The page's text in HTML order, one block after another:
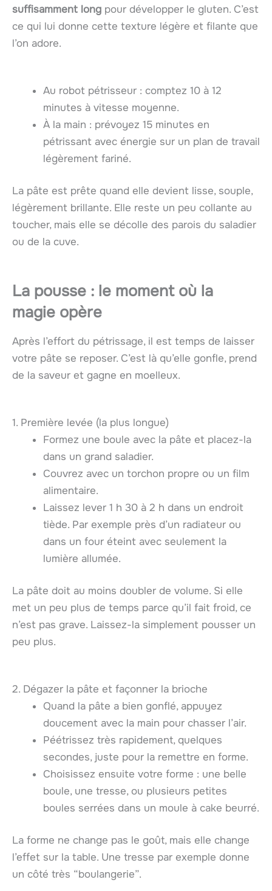
suffisamment long pour développer le gluten. C’est
ce qui lui donne cette texture légère et filante que
l’on adore.
Au robot pétrisseur : comptez 10 à 12
minutes à vitesse moyenne.
À la main : prévoyez 15 minutes en
pétrissant avec énergie sur un plan de travail
légèrement fariné.
La pâte est prête quand elle devient lisse, souple,
légèrement brillante. Elle reste un peu collante au
toucher, mais elle se décolle des parois du saladier
ou de la cuve.
La pousse : le moment où la
magie opère
Après l’effort du pétrissage, il est temps de laisser
votre pâte se reposer. C’est là qu’elle gonfle, prend
de la saveur et gagne en moelleux.
1. Première levée (la plus longue)
Formez une boule avec la pâte et placez-la
dans un grand saladier.
Couvrez avec un torchon propre ou un film
alimentaire.
Laissez lever 1 h 30 à 2 h dans un endroit
tiède. Par exemple près d’un radiateur ou
dans un four éteint avec seulement la
lumière allumée.
La pâte doit au moins doubler de volume. Si elle
met un peu plus de temps parce qu’il fait froid, ce
n’est pas grave. Laissez-la simplement pousser un
peu plus.
2. Dégazer la pâte et façonner la brioche
Quand la pâte a bien gonflé, appuyez
doucement avec la main pour chasser l’air.
Péétrissez très rapidement, quelques
secondes, juste pour la remettre en forme.
Choisissez ensuite votre forme : une belle
boule, une tresse, ou plusieurs petites
boules serrées dans un moule à cake beurré.
La forme ne change pas le goût, mais elle change
l’effet sur la table. Une tresse par exemple donne
un côté très “boulangerie”.